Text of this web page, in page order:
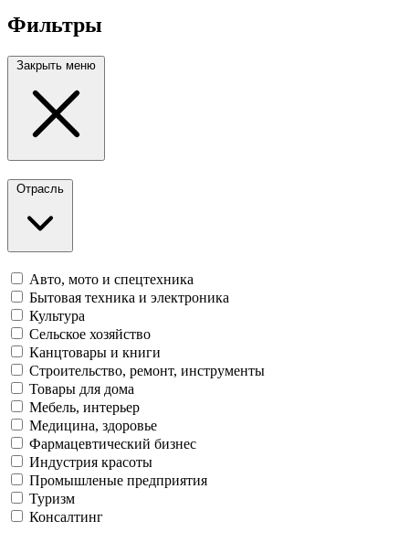
Фильтры
Закрыть меню
Отрасль
Авто, мото и спецтехника
Бытовая техника и электроника
Культура
Сельское хозяйство
Канцтовары и книги
Строительство, ремонт, инструменты
Товары для дома
Мебель, интерьер
Медицина, здоровье
Фармацевтический бизнес
Индустрия красоты
Промышленые предприятия
Туризм
Консалтинг